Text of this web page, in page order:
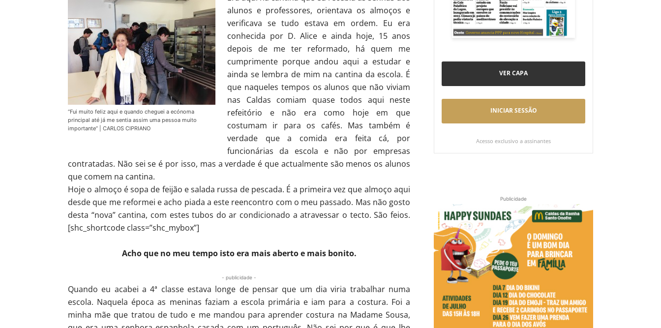
“Fui muito feliz aqui e quando cheguei a ecónoma
principal até já me sentia assim uma pessoa muito
importante” | CARLOS CIPRIANO
alunos e professores, orientava os almoços e
verificava se tudo estava em ordem. Eu era
conhecida por D. Alice e ainda hoje, 15 anos
depois de me ter reformado, há quem me
cumprimente porque andou aqui a estudar e
ainda se lembra de mim na cantina da escola. É
que naqueles tempos os alunos que não viviam
nas Caldas comiam quase todos aqui neste
refeitório e não era como hoje em que
costumam ir para os cafés. Mas também é
verdade que a comida era feita cá, por
funcionárias da escola e não por empresas
contratadas. Não sei se é por isso, mas a verdade é que actualmente são menos os alunos
que comem na cantina.
Hoje o almoço é sopa de feijão e salada russa de pescada. É a primeira vez que almoço aqui
desde que me reformei e acho piada a este reencontro com o meu passado. Mas não gosto
desta “nova” cantina, com estes tubos do ar condicionado a atravessar o tecto. São feios.
[shc_shortcode class=”shc_mybox”]
Acho que no meu tempo isto era mais aberto e mais bonito.
- publicidade -
Quando eu acabei a 4ª classe estava longe de pensar que um dia viria trabalhar numa
escola. Naquela época as meninas faziam a escola primária e iam para a costura. Foi a
minha mãe que tratou de tudo e me mandou para aprender costura na Madame Sousa,
VER CAPA
INICIAR SESSÃO
Acesso exclusivo a assinantes
Publicidade